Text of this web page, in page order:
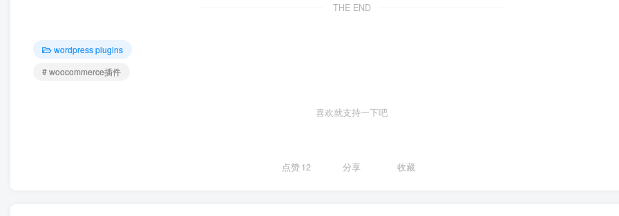
THE END
wordpress plugins
# woocommerce插件
喜欢就支持一下吧
点赞12 分享 收藏